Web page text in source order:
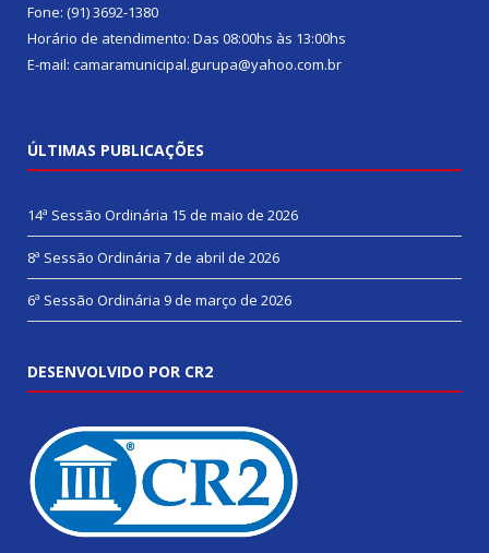
Fone: (91) 3692-1380
Horário de atendimento: Das 08:00hs às 13:00hs
E-mail: camaramunicipal.gurupa@yahoo.com.br
ÚLTIMAS PUBLICAÇÕES
14ª Sessão Ordinária 15 de maio de 2026
8ª Sessão Ordinária 7 de abril de 2026
6ª Sessão Ordinária 9 de março de 2026
DESENVOLVIDO POR CR2